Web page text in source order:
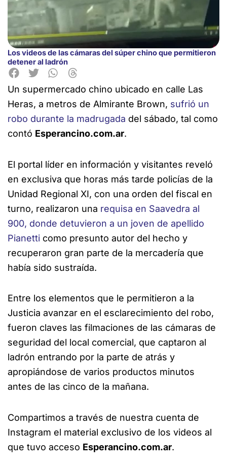
Los videos de las cámaras del súper chino que permitieron
detener al ladrón
Un supermercado chino ubicado en calle Las
Heras, a metros de Almirante Brown, sufrió un
robo durante la madrugada del sábado, tal como
contó Esperancino.com.ar.
El portal líder en información y visitantes reveló
en exclusiva que horas más tarde policías de la
Unidad Regional XI, con una orden del fiscal en
turno, realizaron una requisa en Saavedra al
900, donde detuvieron a un joven de apellido
Pianetti como presunto autor del hecho y
recuperaron gran parte de la mercadería que
había sido sustraída.
Entre los elementos que le permitieron a la
Justicia avanzar en el esclarecimiento del robo,
fueron claves las filmaciones de las cámaras de
seguridad del local comercial, que captaron al
ladrón entrando por la parte de atrás y
apropiándose de varios productos minutos
antes de las cinco de la mañana.
Compartimos a través de nuestra cuenta de
Instagram el material exclusivo de los videos al
que tuvo acceso Esperancino.com.ar.